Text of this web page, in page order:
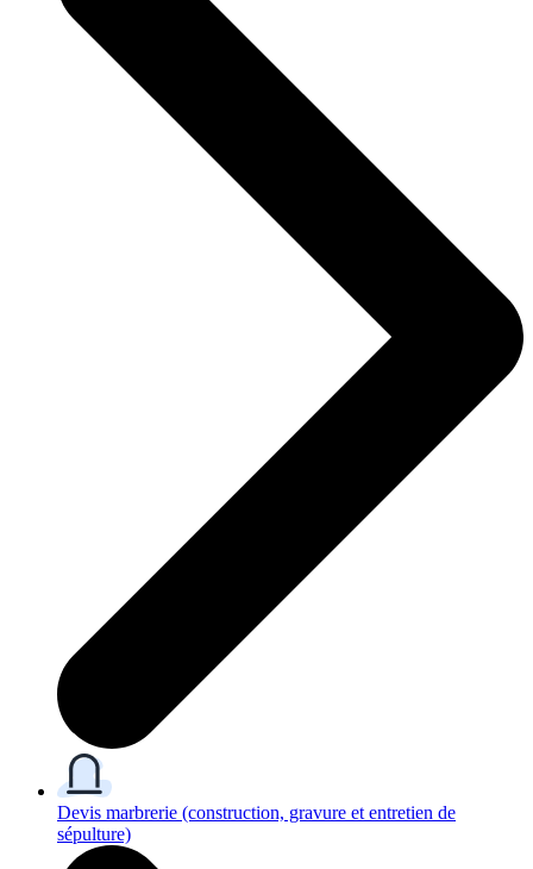
Devis marbrerie (construction, gravure et entretien de
sépulture)